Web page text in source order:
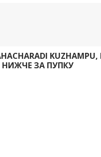
ЗА ПУПКУ